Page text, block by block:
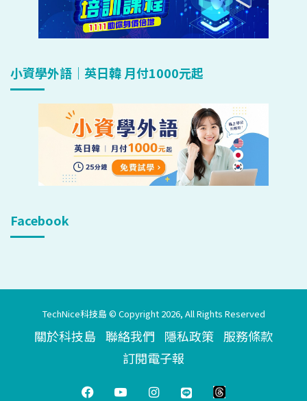
小資學外語｜英日韓 月付1000元起
Facebook
TechNice科技島 © Copyright 2026, All Rights Reserved
關於科技島 聯絡我們 隱私政策 服務條款
訂閱電子報